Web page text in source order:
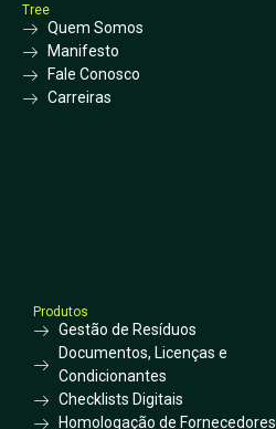
Tree
Quem Somos
Manifesto
Fale Conosco
Carreiras
Produtos
Gestão de Resíduos
Documentos, Licenças e
Condicionantes
Checklists Digitais
Homologação de Fornecedores